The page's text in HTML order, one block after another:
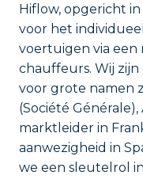
Hiflow, opgericht
voor het
voertuigen via een
chauffeurs. Wij
voor grote namen
(Société
marktleider in
aanwezigheid in
we een sleutelrol